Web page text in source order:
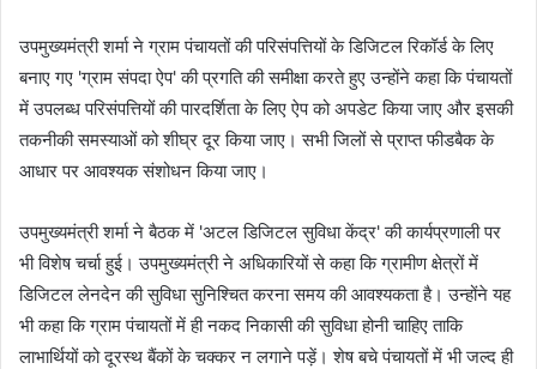
उपमुख्यमंत्री शर्मा ने ग्राम पंचायतों की परिसंपत्तियों के डिजिटल रिकॉर्ड के लिए
बनाए गए 'ग्राम संपदा ऐप' की प्रगति की समीक्षा करते हुए उन्होंने कहा कि पंचायतों
में उपलब्ध परिसंपत्तियों की पारदर्शिता के लिए ऐप को अपडेट किया जाए और इसकी
तकनीकी समस्याओं को शीघ्र दूर किया जाए। सभी जिलों से प्राप्त फीडबैक के
आधार पर आवश्यक संशोधन किया जाए।
उपमुख्यमंत्री शर्मा ने बैठक में 'अटल डिजिटल सुविधा केंद्र' की कार्यप्रणाली पर
भी विशेष चर्चा हुई। उपमुख्यमंत्री ने अधिकारियों से कहा कि ग्रामीण क्षेत्रों में
डिजिटल लेनदेन की सुविधा सुनिश्चित करना समय की आवश्यकता है। उन्होंने यह
भी कहा कि ग्राम पंचायतों में ही नकद निकासी की सुविधा होनी चाहिए ताकि
लाभार्थियों को दूरस्थ बैंकों के चक्कर न लगाने पड़ें। शेष बचे पंचायतों में भी जल्द ही